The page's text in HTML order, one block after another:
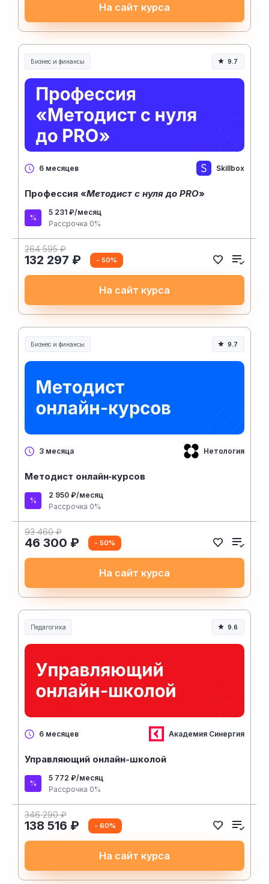
На сайт курса
Бизнес и финансы 9.7
6 месяцев Skillbox
Профессия «Методист с нуля до PRO»
5 231 ₽/месяц
Рассрочка 0%
264 595 ₽
132 297 ₽ - 50%
На сайт курса
Бизнес и финансы 9.7
3 месяца Нетология
Методист онлайн‑курсов
2 950 ₽/месяц
Рассрочка 0%
93 460 ₽
46 300 ₽ - 50%
На сайт курса
Педагогика
Образование и педагогика
9.6
6 месяцев Академия Синергия
Управляющий онлайн-школой
5 772 ₽/месяц
Рассрочка 0%
346 290 ₽
138 516 ₽ - 60%
На сайт курса